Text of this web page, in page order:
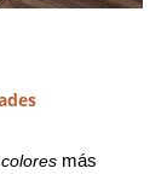
más